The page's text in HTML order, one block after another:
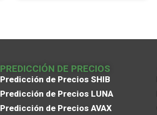
PREDICCIÓN DE PRECIOS
Predicción de Precios SHIB
Predicción de Precios LUNA
Predicción de Precios AVAX